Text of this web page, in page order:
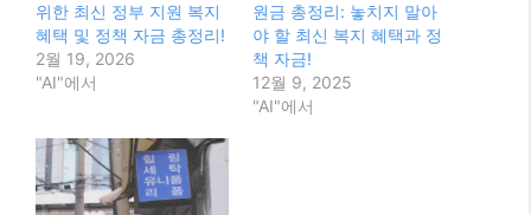
위한 최신 정부 지원 복지
혜택 및 정책 자금 총정리!
2월 19, 2026
"AI"에서
원금 총정리: 놓치지 말아
야 할 최신 복지 혜택과 정
책 자금!
12월 9, 2025
"AI"에서